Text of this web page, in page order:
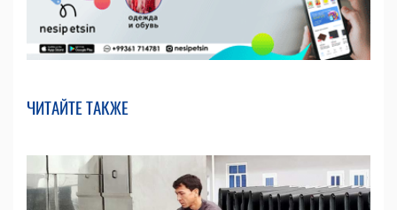
ЧИТАЙТЕ ТАКЖЕ